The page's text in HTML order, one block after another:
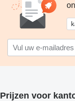
Prijzen voor